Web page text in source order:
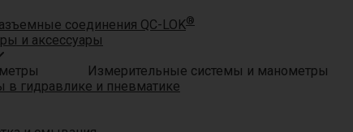
соединения QC-LOK®
и аксессуары
Измерительные системы и манометры
в гидравлике и пневматике